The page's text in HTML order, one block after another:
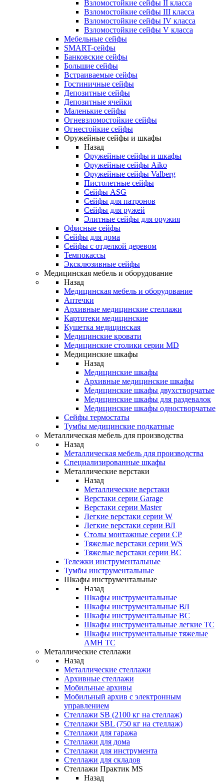
Взломостойкие сейфы II класса
Взломостойкие сейфы III класса
Взломостойкие сейфы IV класса
Взломостойкие сейфы V класса
Мебельные сейфы
SMART-сейфы
Банковские сейфы
Большие сейфы
Встраиваемые сейфы
Гостиничные сейфы
Депозитные сейфы
Депозитные ячейки
Маленькие сейфы
Огневзломостойкие сейфы
Огнестойкие сейфы
Оружейные сейфы и шкафы
Назад
Оружейные сейфы и шкафы
Оружейные сейфы Aiko
Оружейные сейфы Valberg
Пистолетные сейфы
Сейфы ASG
Сейфы для патронов
Сейфы для ружей
Элитные сейфы для оружия
Офисные сейфы
Сейфы для дома
Сейфы с отделкой деревом
Темпокассы
Эксклюзивные сейфы
Медицинская мебель и оборудование
Назад
Медицинская мебель и оборудование
Аптечки
Архивные медицинские стеллажи
Картотеки медицинские
Кушетка медицинская
Медицинские кровати
Медицинские столики серии MD
Медицинские шкафы
Назад
Медицинские шкафы
Архивные медицинские шкафы
Медицинские шкафы двухстворчатые
Медицинские шкафы для раздевалок
Медицинские шкафы одностворчатые
Сейфы термостаты
Тумбы медицинские подкатные
Металлическая мебель для производства
Назад
Металлическая мебель для производства
Cпециализированные шкафы
Металлические верстаки
Назад
Металлические верстаки
Верстаки серии Garage
Верстаки серии Master
Легкие верстаки серии W
Легкие верстаки серии ВЛ
Столы монтажные серии СР
Тяжелые верстаки серии WS
Тяжелые верстаки серии ВС
Тележки инструментальные
Тумбы инструментальные
Шкафы инструментальные
Назад
Шкафы инструментальные
Шкафы инструментальные ВЛ
Шкафы инструментальные ВС
Шкафы инструментальные легкие ТС
Шкафы инструментальные тяжелые
AMH TC
Металлические стеллажи
Назад
Металлические стеллажи
Архивные стеллажи
Мобильные архивы
Мобильный архив с электронным
управлением
Стеллажи SB (2100 кг на стеллаж)
Стеллажи SBL (750 кг на стеллаж)
Стеллажи для гаража
Стеллажи для дома
Стеллажи для инструмента
Стеллажи для складов
Стеллажи Практик MS
Назад